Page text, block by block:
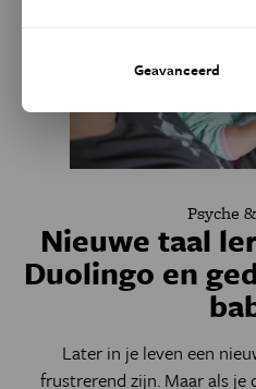
Psyche
Nieuwe taal
Duolingo en
Later in je leven een
frustrerend zijn. Maar als je
Geavanceerd